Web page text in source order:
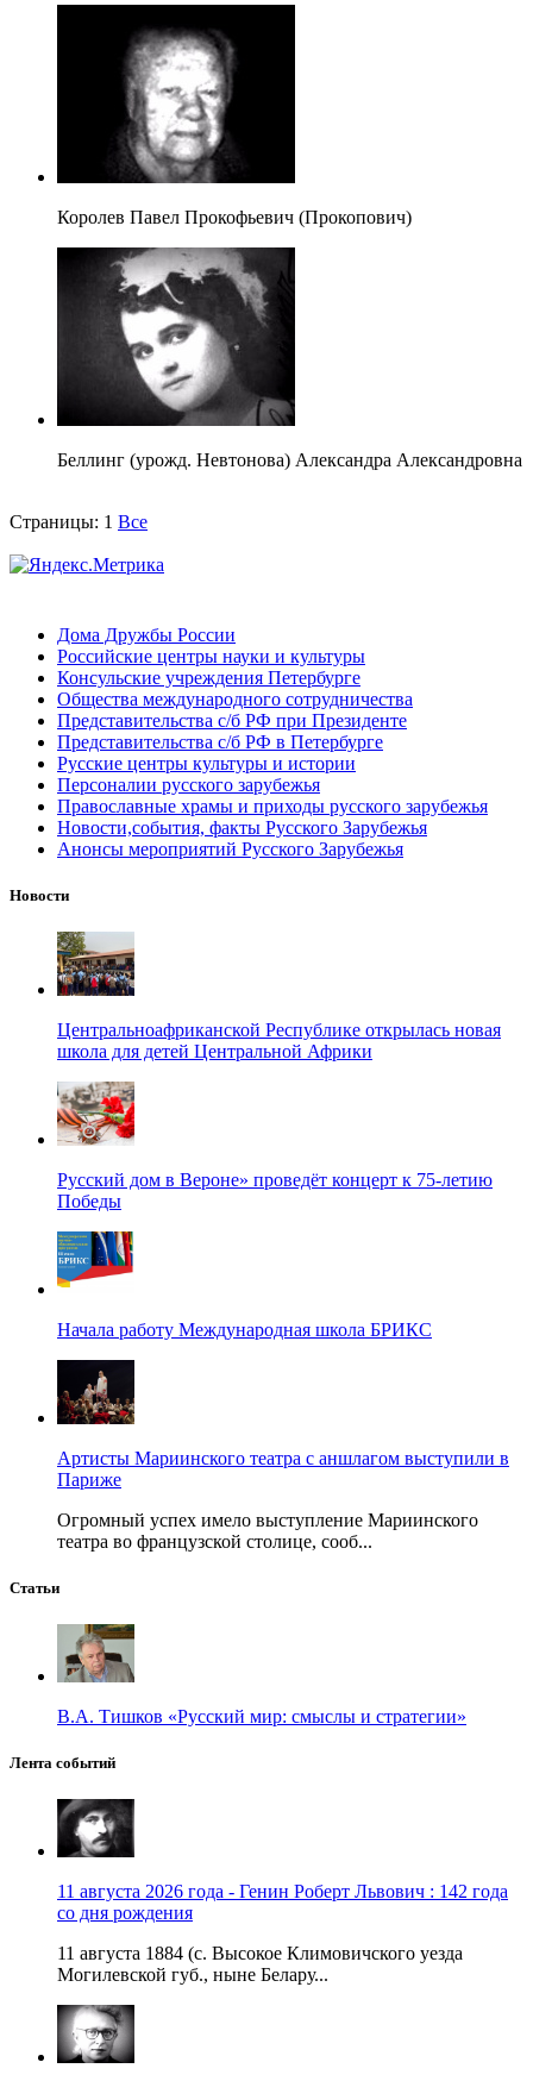
Королев Павел Прокофьевич (Прокопович)
Беллинг (урожд. Невтонова) Александра Александровна
Страницы: 1 Все
Дома Дружбы России
Российские центры науки и культуры
Консульские учреждения Петербурге
Общества международного сотрудничества
Представительства с/б РФ при Президенте
Представительства с/б РФ в Петербурге
Русские центры культуры и истории
Персоналии русского зарубежья
Православные храмы и приходы русского зарубежья
Новости,события, факты Русского Зарубежья
Анонсы мероприятий Русского Зарубежья
Новости
Центральноафриканской Республике открылась новая
школа для детей Центральной Африки
Русский дом в Вероне» проведёт концерт к 75-летию
Победы
Начала работу Международная школа БРИКС
Артисты Мариинского театра с аншлагом выступили в
Париже
Огромный успех имело выступление Мариинского
театра во французской столице, сооб...
Статьи
В.А. Тишков «Русский мир: смыслы и стратегии»
Лента событий
11 августа 2026 года - Генин Роберт Львович : 142 года
со дня рождения
11 августа 1884 (с. Высокое Климовичского уезда
Могилевской губ., ныне Белару...